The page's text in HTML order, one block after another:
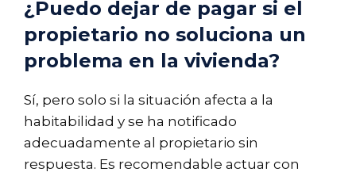
¿Puedo dejar de pagar si el
propietario no soluciona un
problema en la vivienda?
Sí, pero solo si la situación afecta a la
habitabilidad y se ha notificado
adecuadamente al propietario sin
respuesta. Es recomendable actuar con